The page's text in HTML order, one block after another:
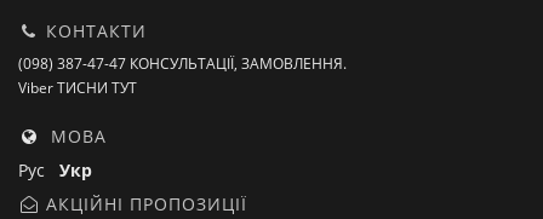
КОНТАКТИ
(098) 387-47-47 КОНСУЛЬТАЦІЇ, ЗАМОВЛЕННЯ.
Viber ТИСНИ ТУТ
МОВА
Рус Укр
АКЦІЙНІ ПРОПОЗИЦІЇ